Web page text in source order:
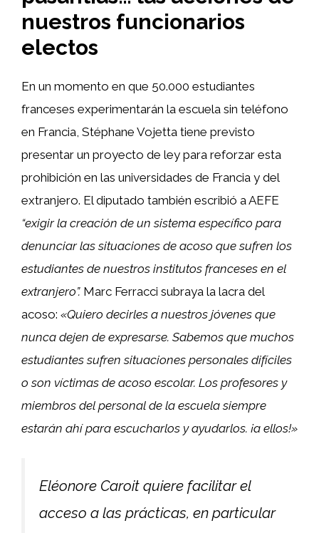
nuestros funcionarios
electos
En un momento en que 50.000 estudiantes
franceses experimentarán la escuela sin teléfono
en Francia, Stéphane Vojetta tiene previsto
presentar un proyecto de ley para reforzar esta
prohibición en las universidades de Francia y del
extranjero. El diputado también escribió a AEFE
“exigir la creación de un sistema específico para
denunciar las situaciones de acoso que sufren los
estudiantes de nuestros institutos franceses en el
extranjero”. Marc Ferracci subraya la lacra del
acoso: «Quiero decirles a nuestros jóvenes que
nunca dejen de expresarse. Sabemos que muchos
estudiantes sufren situaciones personales difíciles
o son víctimas de acoso escolar. Los profesores y
miembros del personal de la escuela siempre
estarán ahí para escucharlos y ayudarlos. ¡a ellos!»
Eléonore Caroit quiere facilitar el
acceso a las prácticas, en particular